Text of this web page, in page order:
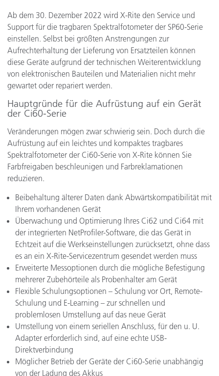
Ab dem 30. Dezember 2022 wird X-Rite den Service und
Support für die tragbaren Spektralfotometer der SP60-Serie
einstellen. Selbst bei größten Anstrengungen zur
Aufrechterhaltung der Lieferung von Ersatzteilen können
diese Geräte aufgrund der technischen Weiterentwicklung
von elektronischen Bauteilen und Materialien nicht mehr
gewartet oder repariert werden.
Hauptgründe für die Aufrüstung auf ein Gerät
der Ci60-Serie
Veränderungen mögen zwar schwierig sein. Doch durch die
Aufrüstung auf ein leichtes und kompaktes tragbares
Spektralfotometer der Ci60-Serie von X-Rite können Sie
Farbfreigaben beschleunigen und Farbreklamationen
reduzieren.
Beibehaltung älterer Daten dank Abwärtskompatibilität mit
Ihrem vorhandenen Gerät
Überwachung und Optimierung Ihres Ci62 und Ci64 mit
der integrierten NetProfiler-Software, die das Gerät in
Echtzeit auf die Werkseinstellungen zurücksetzt, ohne dass
es an ein X-Rite-Servicezentrum gesendet werden muss
Erweiterte Messoptionen durch die mögliche Befestigung
mehrerer Zubehörteile als Probenhalter am Gerät
Flexible Schulungsoptionen – Schulung vor Ort, Remote-
Schulung und E-Learning – zur schnellen und
problemlosen Umstellung auf das neue Gerät
Umstellung von einem seriellen Anschluss, für den u. U.
Adapter erforderlich sind, auf eine echte USB-
Direktverbindung
Möglicher Betrieb der Geräte der Ci60-Serie unabhängig
von der Ladung des Akkus